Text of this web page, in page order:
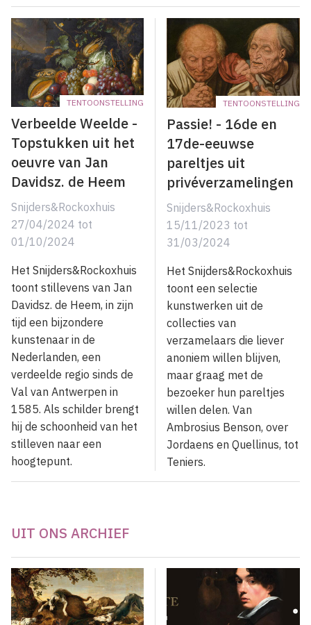
TENTOONSTELLING
Verbeelde Weelde -
Topstukken uit het
oeuvre van Jan
Davidsz. de Heem
Snijders&Rockoxhuis
27/04/2024 tot
01/10/2024
Het Snijders&Rockoxhuis
toont stillevens van Jan
Davidsz. de Heem, in zijn
tijd een bijzondere
kunstenaar in de
Nederlanden, een
verdeelde regio sinds de
Val van Antwerpen in
1585. Als schilder brengt
hij de schoonheid van het
stilleven naar een
hoogtepunt.
TENTOONSTELLING
Passie! - 16de en
17de-eeuwse
pareltjes uit
privéverzamelingen
Snijders&Rockoxhuis
15/11/2023 tot
31/03/2024
Het Snijders&Rockoxhuis
toont een selectie
kunstwerken uit de
collecties van
verzamelaars die liever
anoniem willen blijven,
maar graag met de
bezoeker hun pareltjes
willen delen. Van
Ambrosius Benson, over
Jordaens en Quellinus, tot
Teniers.
UIT ONS ARCHIEF